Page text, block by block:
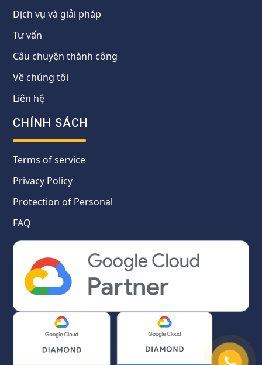
Dịch vụ và giải pháp
Tư vấn
Câu chuyện thành công
Về chúng tôi
Liên hệ
CHÍNH SÁCH
Terms of service
Privacy Policy
Protection of Personal
FAQ